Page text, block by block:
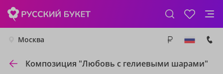
Москва
Композиция "Любовь с гелиевыми шарами"